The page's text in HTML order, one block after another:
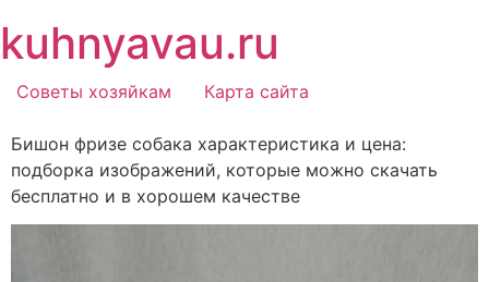
содержимому
kuhnyavau.ru
Советы хозяйкам Карта сайта
Бишон фризе собака характеристика и цена:
подборка изображений, которые можно скачать
бесплатно и в хорошем качестве